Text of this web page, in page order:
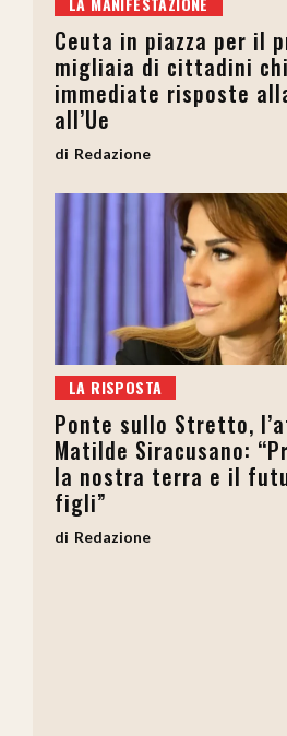
Ceuta in piazza per il
migliaia di cittadini
immediate risposte
all’Ue
Redazione
LA RISPOSTA
Ponte sullo Stretto,
Matilde Siracusano:
la nostra terra e il
figli”
Redazione